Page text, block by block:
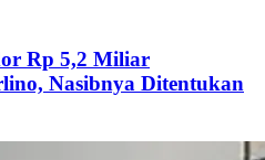
Rp 5,2 Miliar
Nasibnya Ditentukan